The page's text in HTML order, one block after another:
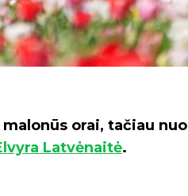
orai, tačiau nuo
Latvėnaitė.